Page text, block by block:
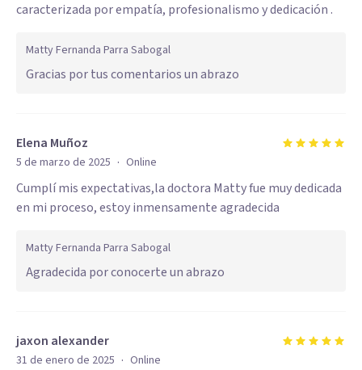
caracterizada por empatía, profesionalismo y dedicación .
Matty Fernanda Parra Sabogal
Gracias por tus comentarios un abrazo
Elena Muñoz
5 de marzo de 2025 · Online
Cumplí mis expectativas,la doctora Matty fue muy dedicada
en mi proceso, estoy inmensamente agradecida
Matty Fernanda Parra Sabogal
Agradecida por conocerte un abrazo
jaxon alexander
31 de enero de 2025 · Online